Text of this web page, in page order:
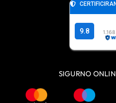
SIGURNO